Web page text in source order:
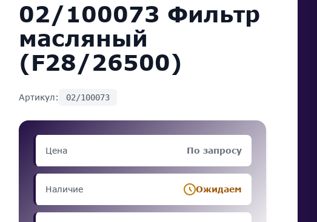
02/100073 Фильтр
масляный
(F28/26500)
Артикул: 02/100073
Цена По запросу
Наличие Ожидаем